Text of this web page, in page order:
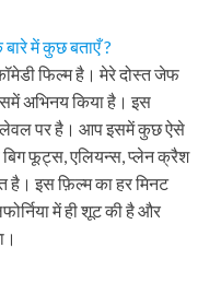
बारे में कुछ बताएँ ?
फिल्म है। मेरे दोस्त जेफ
अभिनय किया है। इस
लेवल पर है। आप इसमें कुछ ऐसे
बिग फूट्स, एलियन्स, प्लेन क्रैश
है। इस फ़िल्म का हर मिनट
में ही शूट की है और